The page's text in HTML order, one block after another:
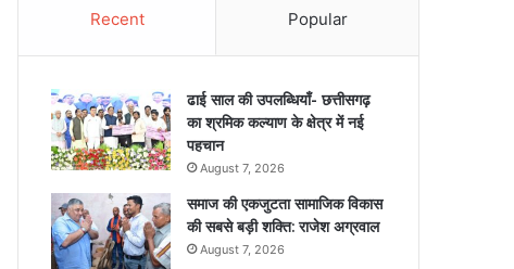
Recent Popular
ढाई साल की उपलब्धियाँ- छत्तीसगढ़
का श्रमिक कल्याण के क्षेत्र में नई
पहचान
August 7, 2026
समाज की एकजुटता सामाजिक विकास
की सबसे बड़ी शक्ति: राजेश अग्रवाल
August 7, 2026